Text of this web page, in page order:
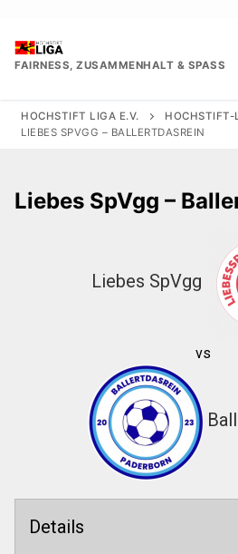
springen
FAIRNESS, ZUSAMMENHALT & SPASS
Suchen nach:
HOCHSTIFT LIGA E.V.
HOCHSTIFT-
LIEBES SPVGG – BALLERTDASREIN
Liebes SpVgg –
Liebes SpVgg
vs
Details